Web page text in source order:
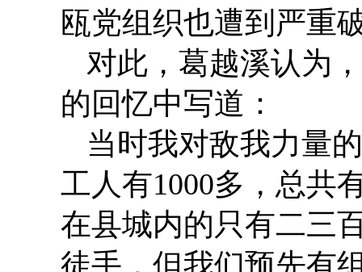
瓯党组织也遭到严重
对此，葛越溪认为
的回忆中写道：
当时我对敌我力量
工人有1000多，总共
在县城内的只有二三
徒手，但我们预先有